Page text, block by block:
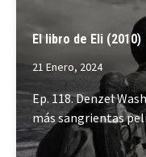
El libro de Eli (2010)
21 Enero, 2024
Ep. 118. Denzel
más sangrientas